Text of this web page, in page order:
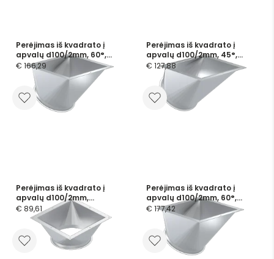
Perėjimas iš kvadrato į
apvalų d100/2mm, 60°,
cinkuotas
€ 166,29
Perėjimas iš kvadrato į
apvalų d100/2mm, 45°,
cinkuotas
€ 127,88
Perėjimas iš kvadrato į
apvalų d100/2mm,
nerūdijančio plieno
€ 89,61
Perėjimas iš kvadrato į
apvalų d100/2mm, 60°,
nerūdijančio plieno
€ 177,42